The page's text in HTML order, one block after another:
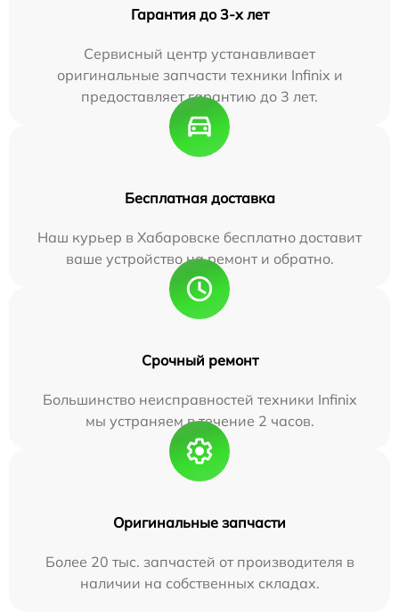
Гарантия до 3-х лет
Сервисный центр устанавливает
оригинальные запчасти техники Infinix и
предоставляет гарантию до 3 лет.
Бесплатная доставка
Наш курьер в Хабаровске бесплатно доставит
ваше устройство на ремонт и обратно.
Срочный ремонт
Большинство неисправностей техники Infinix
мы устраняем в течение 2 часов.
Оригинальные запчасти
Более 20 тыс. запчастей от производителя в
наличии на собственных складах.